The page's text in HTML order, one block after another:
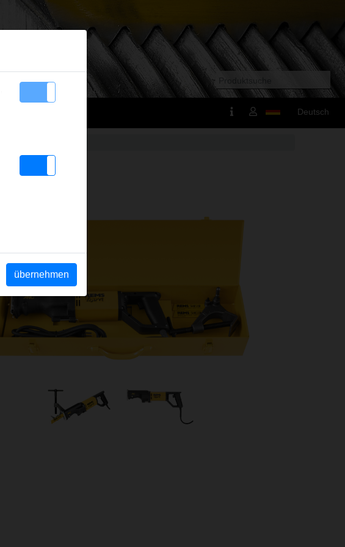
Deutsch
übernehmen